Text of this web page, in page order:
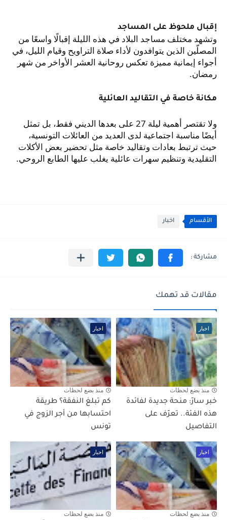
إقبال ملحوظ على المساجد
وتشهد مختلف مساجد البلاد في هذه الليلة إقبالًا واسعًا من
المصلّين الذين يتوافدون لأداء صلاة التراويح وقيام الليل، في
أجواء إيمانية مميزة تعكس روحانية العشر الأواخر من شهر
رمضان.
مكانة خاصة في التقاليد العائلية
ولا تقتصر أهمية ليلة 27 على بعدها الديني فقط، بل تمثل
أيضًا مناسبة اجتماعية لدى العديد من العائلات التونسية،
حيث ترتبط بعادات وتقاليد خاصة مثل تحضير بعض الأكلات
التقليدية وتنظيم سهرات عائلية يغلب عليها الطابع الروحي.
الأقسام اخبار
مقالات قد تهمك
اخبار
منذ بضع لحظات
خبر سارّ: منحة جديدة لفائدة
هذه الفئة.. تعرّف على
التفاصيل
اخبار
منذ بضع لحظات
كم تبلغ النفقة؟ طريقة
احتسابها من أجر الزوج في
تونس
اخبار
منذ بضع لحظات
اخبار
منذ بضع لحظات